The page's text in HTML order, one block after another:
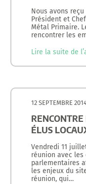
Nous avons
Président et
Métal Primaire.
rencontrer les
Lire la suite de
12 SEPTEMBRE
RENCONTRE
ÉLUS
Vendredi 11
réunion avec
parlementaires
les enjeux du
réunion, qui…